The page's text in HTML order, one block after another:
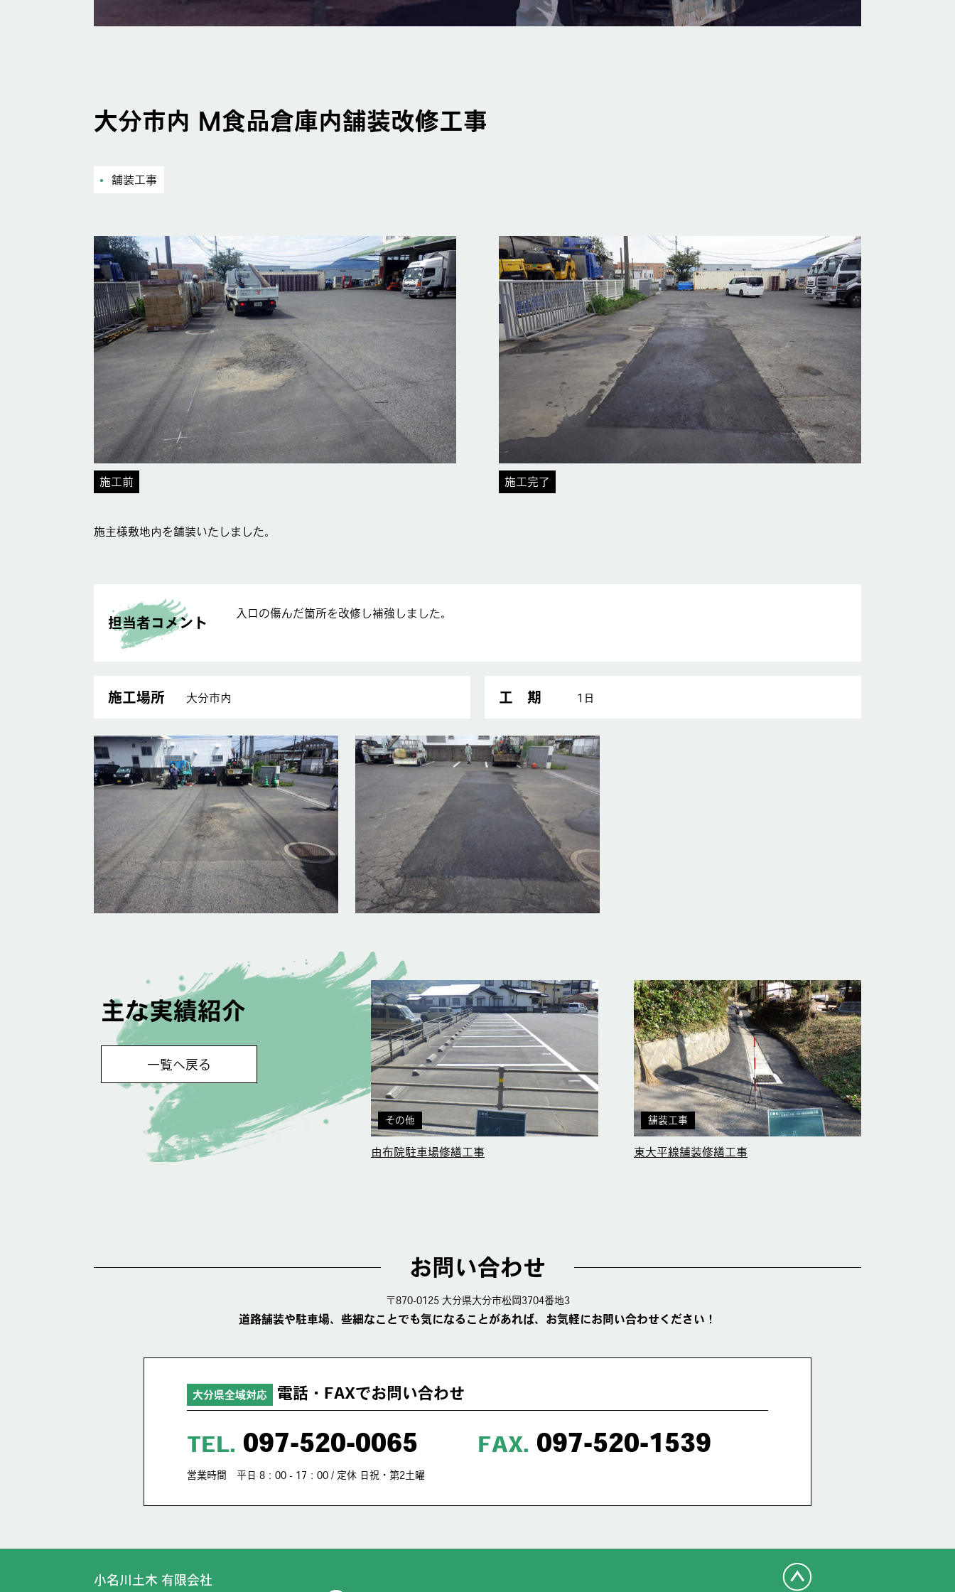
大分市内 Ｍ食品倉庫内舗装改修工事
舗装工事
施工前 施工完了
施主様敷地内を舗装いたしました。
担当者コメント
入口の傷んだ箇所を改修し補強しました。
施工場所 大分市内 工 期 1日
主な実績紹介
一覧へ戻る
その他
由布院駐車場修繕工事
舗装工事
東大平線舗装修繕工事
お問い合わせ
〒870-0125 大分県大分市松岡3704番地3
道路舗装や駐車場、些細なことでも気になることがあれば、お気軽にお問い合わせください！
大分県全域対応 電話・FAXでお問い合わせ
TEL. 097-520-0065 FAX. 097-520-1539
営業時間 平日 8：00 - 17：00 / 定休 日祝・第2土曜
小名川土木 有限会社